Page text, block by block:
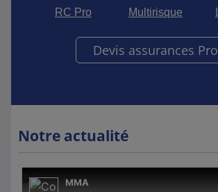
RC Pro Multirisque
Devis assurances Pro
Notre actualité